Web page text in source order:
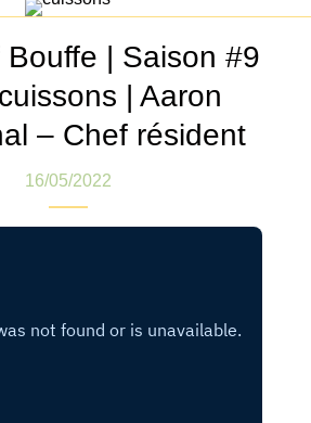
Bouffe | Saison #9
| Aaron
– Chef résident
16/05/2022